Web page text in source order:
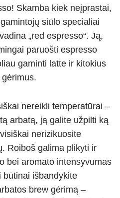
Skamba kiek neįprastai,
siūlo specialiai
„red espresso“. Ją,
paruošti espresso
gaminti latte ir kitokius
gėrimus.
nereikli temperatūrai –
arbatą, ją galite užpilti ką
nerizikuosite
Roiboš galima plikyti ir
bei aromato intensyvumas
būtinai išbandykite
brew gėrimą –